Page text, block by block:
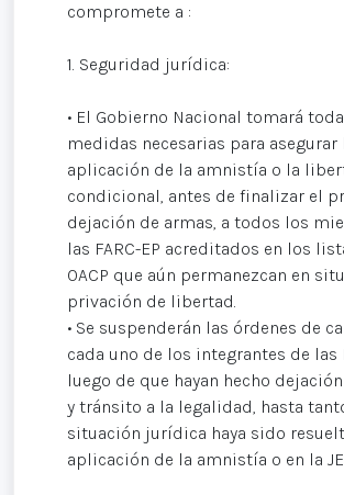
compromete a :
1. Seguridad jurídica:
• El Gobierno Nacional tomará
medidas necesarias para asegurar
aplicación de la amnistía o la
condicional, antes de finalizar el
dejación de armas, a todos los
las FARC-EP acreditados en los
OACP que aún permanezcan en
privación de libertad.
• Se suspenderán las órdenes de
cada uno de los integrantes de las
luego de que hayan hecho
y tránsito a la legalidad, hasta
situación jurídica haya sido
aplicación de la amnistía o en la